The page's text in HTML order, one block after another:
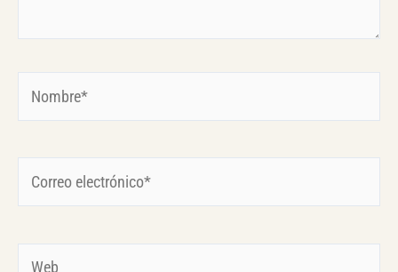
electrónico*